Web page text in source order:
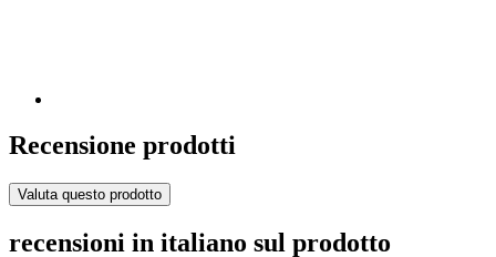
Recensione prodotti
Valuta questo prodotto
recensioni in italiano sul prodotto